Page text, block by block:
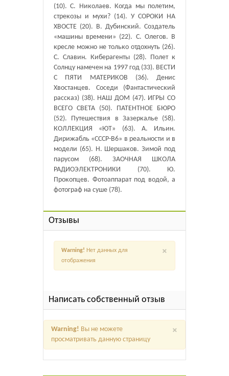
(10). С. Николаев. Когда мы полетим,
стрекозы и мухи? (14). У СОРОКИ НА
ХВОСТЕ (20). В. Дубинский. Создатель
«машины времени» (22). С. Олегов. В
кресле можно не только отдохнуть (26).
С. Славин. Киберагенты (28). Полет к
Солнцу намечен на 1997 год (33). ВЕСТИ
С ПЯТИ МАТЕРИКОВ (36). Денис
Хвостанцев. Соседи (Фантастический
рассказ) (38). НАШ ДОМ (47). ИГРЫ СО
ВСЕГО СВЕТА (50). ПАТЕНТНОЕ БЮРО
(52). Путешествия в Зазеркалье (58).
КОЛЛЕКЦИЯ «ЮТ» (63). А. Ильин.
Дирижабль «СССР-В6» в реальности и в
модели (65). Н. Шершаков. Зимой под
парусом (68). ЗАОЧНАЯ ШКОЛА
РАДИОЭЛЕКТРОНИКИ (70). Ю.
Прокопцев. Фотоаппарат под водой, а
фотограф на суше (78).
Отзывы
×
Warning! Нет данных для
отображения
Написать собственный отзыв
×
Warning! Вы не можете
просматривать данную страницу